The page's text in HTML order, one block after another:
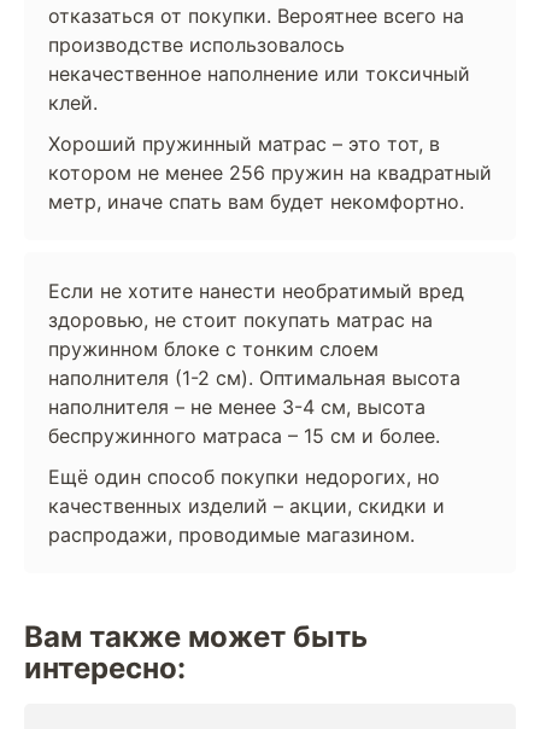
отказаться от покупки. Вероятнее всего на
производстве использовалось
некачественное наполнение или токсичный
клей.
Хороший пружинный матрас – это тот, в
котором не менее 256 пружин на квадратный
метр, иначе спать вам будет некомфортно.
Если не хотите нанести необратимый вред
здоровью, не стоит покупать матрас на
пружинном блоке с тонким слоем
наполнителя (1-2 см). Оптимальная высота
наполнителя – не менее 3-4 см, высота
беспружинного матраса – 15 см и более.
Ещё один способ покупки недорогих, но
качественных изделий – акции, скидки и
распродажи, проводимые магазином.
Вам также может быть
интересно: